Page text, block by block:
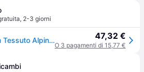
, 2-3 giorni
Guanti Moto Urbano In Tessuto Alpinestars COPPER Nero Bianco taglia M 47,32 €
O 3 pagamenti di 15,77 €